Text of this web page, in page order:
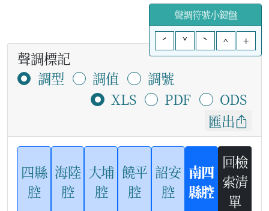
聲調符號小鍵盤
ˊ
ˇ ˋ ^ +
聲調標記
調型
調值
調號
XLS
PDF
ODS
匯出
四縣
腔
海陸
腔
大埔
腔
饒平
腔
詔安
腔
南四
縣腔
回檢
索清
單